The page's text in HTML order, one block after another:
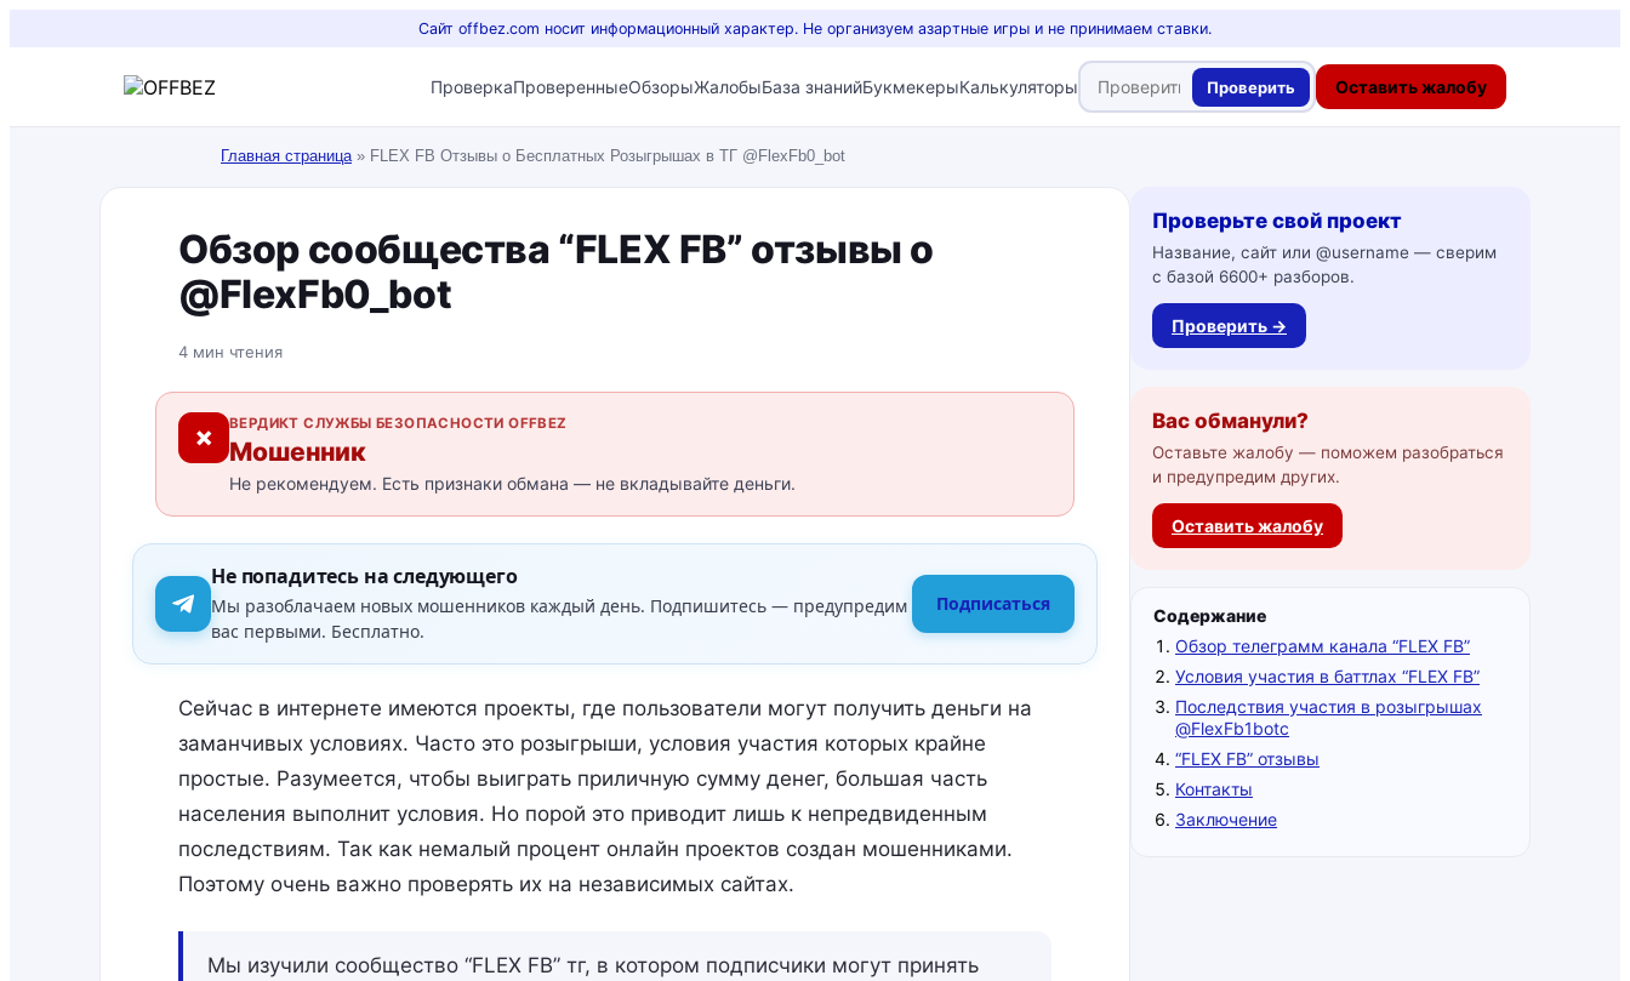
Сайт offbez.com носит информационный характер. Не организуем азартные игры и не принимаем ставки.
ПроверкаПроверенныеОбзорыЖалобыБаза знанийБукмекерыКалькуляторы Проверить Оставить жалобу
Главная страница» FLEX FB Отзывы о Бесплатных Розыгрышах в ТГ @FlexFb0_bot
Обзор сообщества “FLEX FB” отзывы о
@FlexFb0_bot
4 мин чтения
✗ ВЕРДИКТ СЛУЖБЫ БЕЗОПАСНОСТИ OFFBEZ
Мошенник
Не рекомендуем. Есть признаки обмана — не вкладывайте деньги.
Не попадитесь на следующего
Мы разоблачаем новых мошенников каждый день. Подпишитесь — предупредим
вас первыми. Бесплатно.
Подписаться
Сейчас в интернете имеются проекты, где пользователи могут получить деньги на
заманчивых условиях. Часто это розыгрыши, условия участия которых крайне
простые. Разумеется, чтобы выиграть приличную сумму денег, большая часть
населения выполнит условия. Но порой это приводит лишь к непредвиденным
последствиям. Так как немалый процент онлайн проектов создан мошенниками.
Поэтому очень важно проверять их на независимых сайтах.
Мы изучили сообщество “FLEX FB” тг, в котором подписчики могут принять
Проверьте свой проект
Название, сайт или @username — сверим
с базой 6600+ разборов.
Проверить →
Вас обманули?
Оставьте жалобу — поможем разобраться
и предупредим других.
Оставить жалобу
Содержание
Обзор телеграмм канала “FLEX FB”
Условия участия в баттлах “FLEX FB”
Последствия участия в розыгрышах
@FlexFb1botс
“FLEX FB” отзывы
Контакты
Заключение